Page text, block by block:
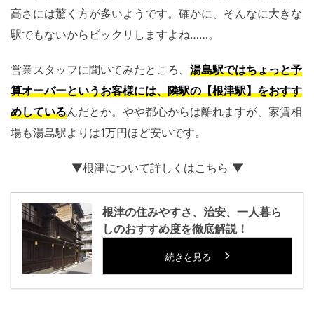
高さには驚く方が多いようです。確かに、そんなに大きな
駅でもないからビックリしますよね……。
営業スタッフに聞いてみたところ、 湯島駅ではちょっと予
算オーバーというお客様には、隣駅の【根津駅】をおすす
めしているんだとか。やや都心からは離れますが、家賃相
場も湯島駅よりは1万円ほど安いです。
▼根津について詳しくはこちら ▼
根津の住みやすさ、治安、一人暮ら
しのおすすめ度を徹底解説！
続きを見る